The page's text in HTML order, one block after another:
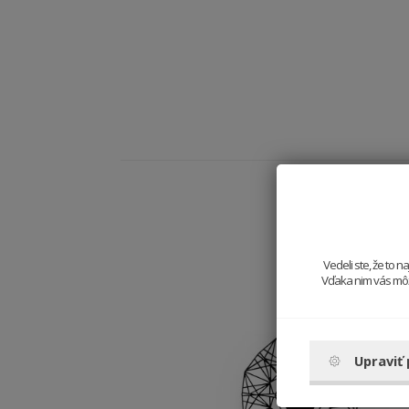
Vedeli ste, že to
Vďaka nim vás
Upraviť